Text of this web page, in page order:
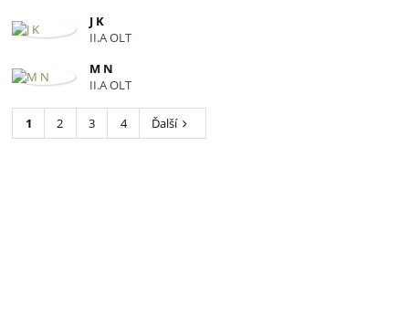
J K
II.A OLT
M N
II.A OLT
1 2 3 4 Ďalší